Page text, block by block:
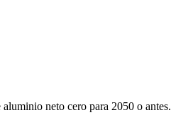
neto cero para 2050 o antes.